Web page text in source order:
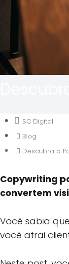
SC Digital
Blog
Descubra o
Copywriting
convertem
Você sabia
você atrai